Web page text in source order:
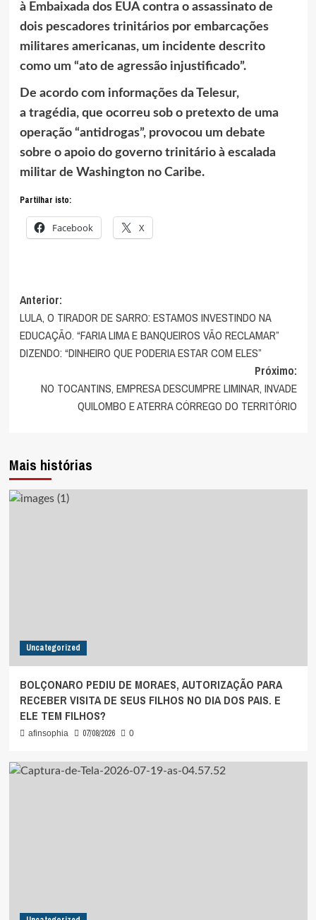
à Embaixada dos EUA contra o assassinato de
dois pescadores trinitários por embarcações
militares americanas, um incidente descrito
como um “ato de agressão injustificado”.
De acordo com informações da Telesur,
a tragédia, que ocorreu sob o pretexto de uma
operação “antidrogas”, provocou um debate
sobre o apoio do governo trinitário à escalada
militar de Washington no Caribe.
Partilhar isto:
Facebook X
Navegação
de
artigos
Anterior:
LULA, O TIRADOR DE SARRO: ESTAMOS INVESTINDO NA
EDUCAÇÃO. “FARIA LIMA E BANQUEIROS VÃO RECLAMAR”
DIZENDO: “DINHEIRO QUE PODERIA ESTAR COM ELES”
Próximo:
NO TOCANTINS, EMPRESA DESCUMPRE LIMINAR, INVADE
QUILOMBO E ATERRA CÓRREGO DO TERRITÓRIO
Mais histórias
Uncategorized
BOLÇONARO PEDIU DE MORAES, AUTORIZAÇÃO PARA
RECEBER VISITA DE SEUS FILHOS NO DIA DOS PAIS. E
ELE TEM FILHOS?
afinsophia 07/08/2026 0